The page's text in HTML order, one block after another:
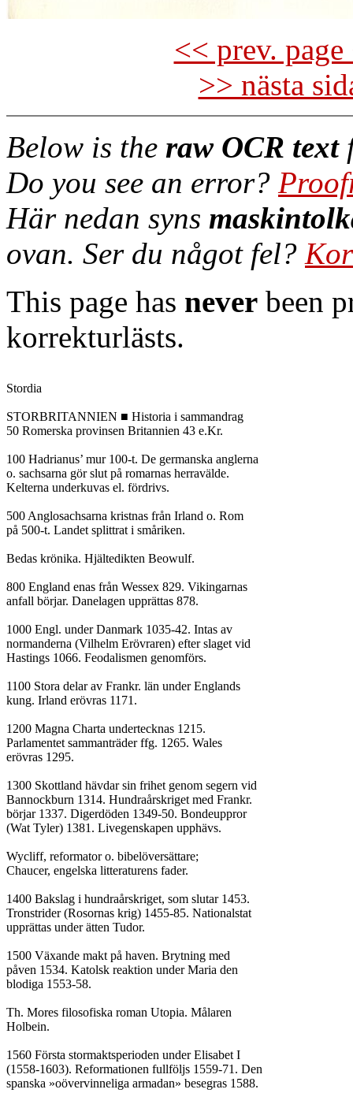
<< prev.
>> nästa
Below is the raw OCR text
Do you see an error?
Här nedan syns
ovan. Ser du något fel?
This page has never been
korrekturlästs.
Stordia
STORBRITANNIEN ■ Historia i sammandrag
50 Romerska provinsen Britannien 43 e.Kr.
100 Hadrianus’ mur 100-t. De germanska anglerna
o. sachsarna gör slut på romarnas herravälde.
Kelterna underkuvas el. fördrivs.
500 Anglosachsarna kristnas från Irland o. Rom
på 500-t. Landet splittrat i småriken.
Bedas krönika. Hjältedikten Beowulf.
800 England enas från Wessex 829. Vikingarnas
anfall börjar. Danelagen upprättas 878.
1000 Engl. under Danmark 1035-42. Intas av
normanderna (Vilhelm Erövraren) efter slaget vid
Hastings 1066. Feodalismen genomförs.
1100 Stora delar av Frankr. län under Englands
kung. Irland erövras 1171.
1200 Magna Charta undertecknas 1215.
Parlamentet sammanträder ffg. 1265. Wales
erövras 1295.
1300 Skottland hävdar sin frihet genom segern vid
Bannockburn 1314. Hundraårskriget med Frankr.
börjar 1337. Digerdöden 1349-50. Bondeuppror
(Wat Tyler) 1381. Livegenskapen upphävs.
Wycliff, reformator o. bibelöversättare;
Chaucer, engelska litteraturens fader.
1400 Bakslag i hundraårskriget, som slutar 1453.
Tronstrider (Rosornas krig) 1455-85. Nationalstat
upprättas under ätten Tudor.
1500 Växande makt på haven. Brytning med
påven 1534. Katolsk reaktion under Maria den
blodiga 1553-58.
Th. Mores filosofiska roman Utopia. Målaren
Holbein.
1560 Första stormaktsperioden under Elisabet I
(1558-1603). Reformationen fullföljs 1559-71. Den
spanska »oövervinneliga armadan» besegras 1588.